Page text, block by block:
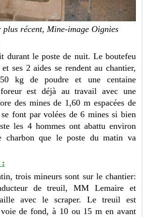
plus récent, Mine-image Oignies
durant le poste de nuit. Le boutefeu
ses 2 aides se rendent au chantier,
kg de poudre et une centaine
est déjà au travail avec une
des mines de 1,60 m espacées de
font par volées de 6 mines si bien
les 4 hommes ont abattu environ
charbon que le poste du matin va
:
trois mineurs sont sur le chantier:
de treuil, MM Lemaire et
avec le scraper. Le treuil est
de fond, à 10 ou 15 m en avant